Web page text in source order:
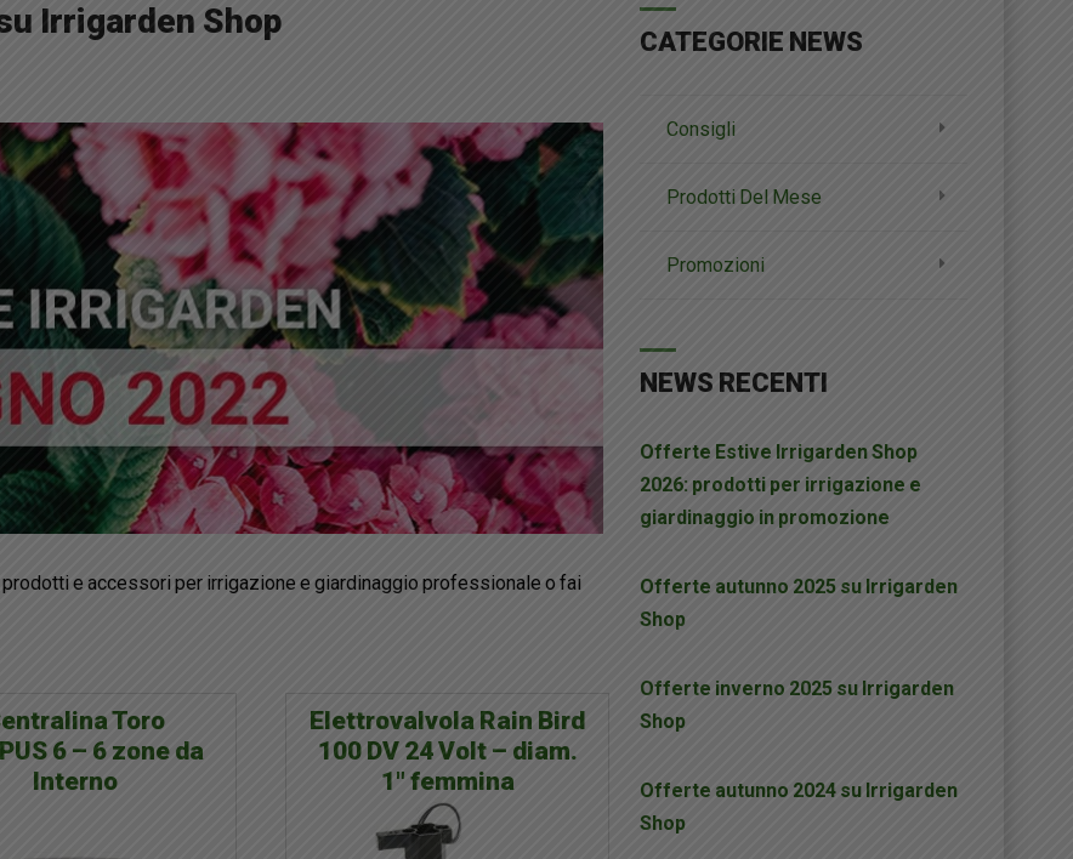
Irrigarden Shop
e accessori per irrigazione e giardinaggio professionale o fai
Toro
6 – 6 zone da
Interno
Elettrovalvola Rain Bird
100 DV 24 Volt – diam.
1″ femmina
CATEGORIE NEWS
Consigli
Prodotti Del Mese
Promozioni
NEWS RECENTI
Offerte Estive Irrigarden Shop
2026: prodotti per irrigazione e
giardinaggio in promozione
Offerte autunno 2025 su Irrigarden
Shop
Offerte inverno 2025 su Irrigarden
Shop
Offerte autunno 2024 su Irrigarden
Shop